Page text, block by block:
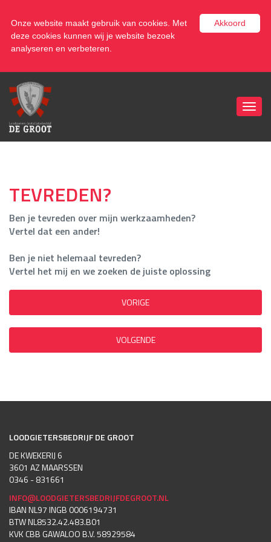
0346 - 831661
info@loodgietersbedrijfdegroot.nl
TEVREDEN?
Ben je tevreden over mijn werkzaamheden?
Vertel dat een ander!
Ben je niet helemaal tevreden?
Vertel het mij en we zoeken de juiste oplossing
VORIGE
VOLGENDE
LOODGIETERSBEDRIJF DE GROOT
DE KWEKERIJ 6
3601 AZ MAARSSEN
0346 - 831661
INFO@LOODGIETERSBEDRIJFDEGROOT.NL
IBAN NL97 INGB 0006194731
BTW NL8532.42.483.B01
KVK CBB GAWALOO B.V. 58929584
Akkoord
Onze website maakt gebruik van cookies. Met
deze cookies kunnen wij je website bezoek
analyseren en verbeteren.